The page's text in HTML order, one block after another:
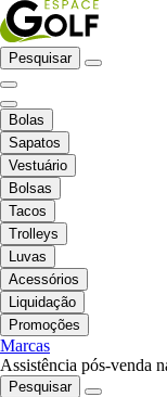
Pesquisar
Bolas
Sapatos
Vestuário
Bolsas
Tacos
Trolleys
Luvas
Acessórios
Liquidação
Promoções
Marcas
Assistência pós-venda
Pesquisar